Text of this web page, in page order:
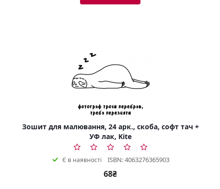
Зошит для малювання, 24 арк., скоба, софт тач +
УФ лак, Kite
Є в наявності ISBN: 4063276365903
68₴